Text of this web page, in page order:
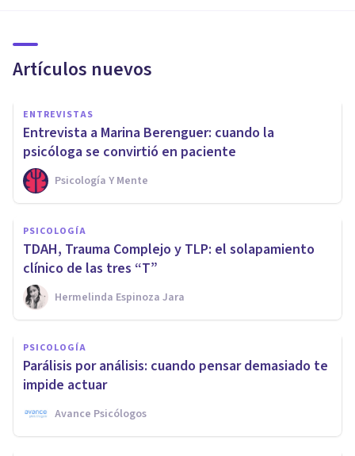
Artículos nuevos
ENTREVISTAS
Entrevista a Marina Berenguer: cuando la
psicóloga se convirtió en paciente
Psicología Y Mente
PSICOLOGÍA
TDAH, Trauma Complejo y TLP: el solapamiento
clínico de las tres “T”
Hermelinda Espinoza Jara
PSICOLOGÍA
Parálisis por análisis: cuando pensar demasiado te
impide actuar
Avance Psicólogos